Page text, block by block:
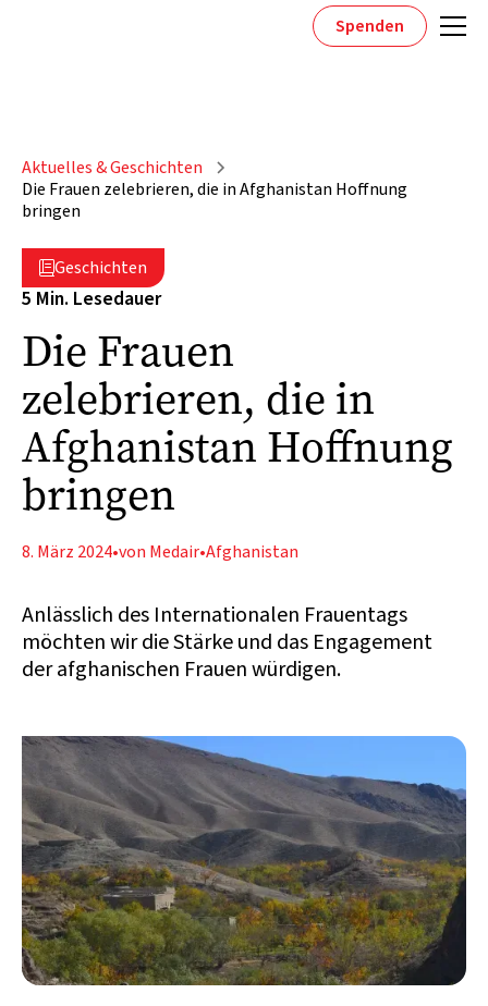
Spenden
Aktuelles & Geschichten
Die Frauen zelebrieren, die in Afghanistan Hoffnung
bringen
Geschichten
5 Min. Lesedauer
Die Frauen
zelebrieren, die in
Afghanistan Hoffnung
bringen
8. März 2024•von Medair•Afghanistan
Anlässlich des Internationalen Frauentags
möchten wir die Stärke und das Engagement
der afghanischen Frauen würdigen.